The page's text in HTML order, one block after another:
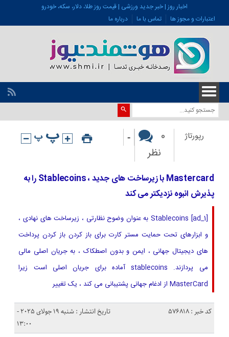
اخبار روز | خبر جدید ورزشی | قیمت روز طلا، دلار، سکه، خودرو
اعتبارات و مجوز ها
تماس با ما درباره ما
رپورتاژ
0
نظر
-
Mastercard با زیرساخت های جدید ، Stablecoins را به
پذیرش انبوه نزدیکتر می کند
[ad_1] Stablecoins به عنوان وضوح نظارتی ، زیرساخت های نهادی ،
و ابزارهای تحت حمایت مستر کارت برای باز کردن باز کردن پرداخت
های دیجیتال جهانی ، ایمن و بدون اصطکاک ، به جریان اصلی مالی
می پردازند. stablecoins آماده برای جریان اصلی است زیرا
MasterCard از ادغام جهانی پشتیبانی می کند ، یک تغییر
کد خبر : 576818
تاریخ انتشار : شنبه 19 جولای 2025 -
13:00